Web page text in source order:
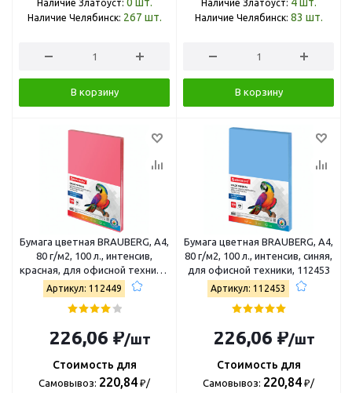
Наличие Златоуст:
Наличие Челябинск: 267 шт.
В корзину
Наличие Златоуст:
Наличие Челябинск: 83 шт.
В корзину
Бумага цветная BRAUBERG, А4,
80 г/м2, 100 л., интенсив,
красная, для офисной техники,
112449
Артикул: 112449
226,06 ₽/шт
Стоимость для
Самовывоз: 220,84 ₽/
Бумага цветная BRAUBERG, А4,
80 г/м2, 100 л., интенсив, синяя,
для офисной техники, 112453
Артикул: 112453
226,06 ₽/шт
Стоимость для
Самовывоз: 220,84 ₽/